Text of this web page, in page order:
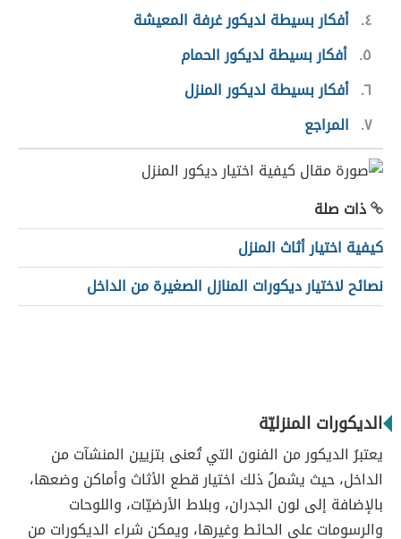
٤ أفكار بسيطة لديكور غرفة المعيشة
٥ أفكار بسيطة لديكور الحمام
٦ أفكار بسيطة لديكور المنزل
٧ المراجع
ذات صلة
كيفية اختيار أثاث المنزل
نصائح لاختيار ديكورات المنازل الصغيرة من الداخل
الديكورات المنزليّة
يعتبرُ الديكور من الفنون التي تُعنى بتزيين المنشآت من
الداخل، حيث يشملُ ذلك اختيار قطع الأثاث وأماكن وضعها،
بالإضافة إلى لون الجدران، وبلاط الأرضيّات، واللوحات
والرسومات على الحائط وغيرها، ويمكن شراء الديكورات من